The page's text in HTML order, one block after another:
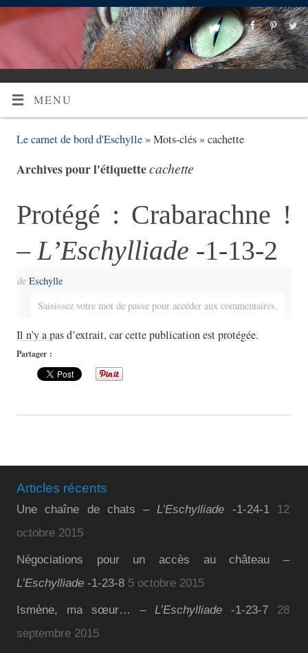
MENU
Le carnet de bord d'Eschylle » Mots-clés » cachette
Archives pour l'étiquettecachette
Protégé : Crabarachne !
–L’Eschylliade -1-13-2
deEschylle
Saisissez votre mot de passe pour accéder aux commentaires.
Il n’y a pas d’extrait, car cette publication est protégée.
Partager :
Articles récents
Une chaîne de chats –L’Eschylliade -1-24-1
12
octobre 2015
Négociations pour un accès au château –
L’Eschylliade -1-23-8 5 octobre 2015
Ismène, ma sœur… – L’Eschylliade-1-23-7
28
septembre 2015